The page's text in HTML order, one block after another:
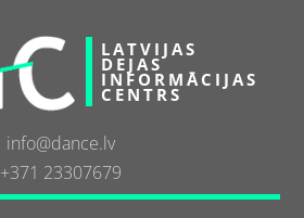
LATVIJAS
DEJAS
INFORMĀCIJAS
CENTRS
info@dance.lv
+371 23307679